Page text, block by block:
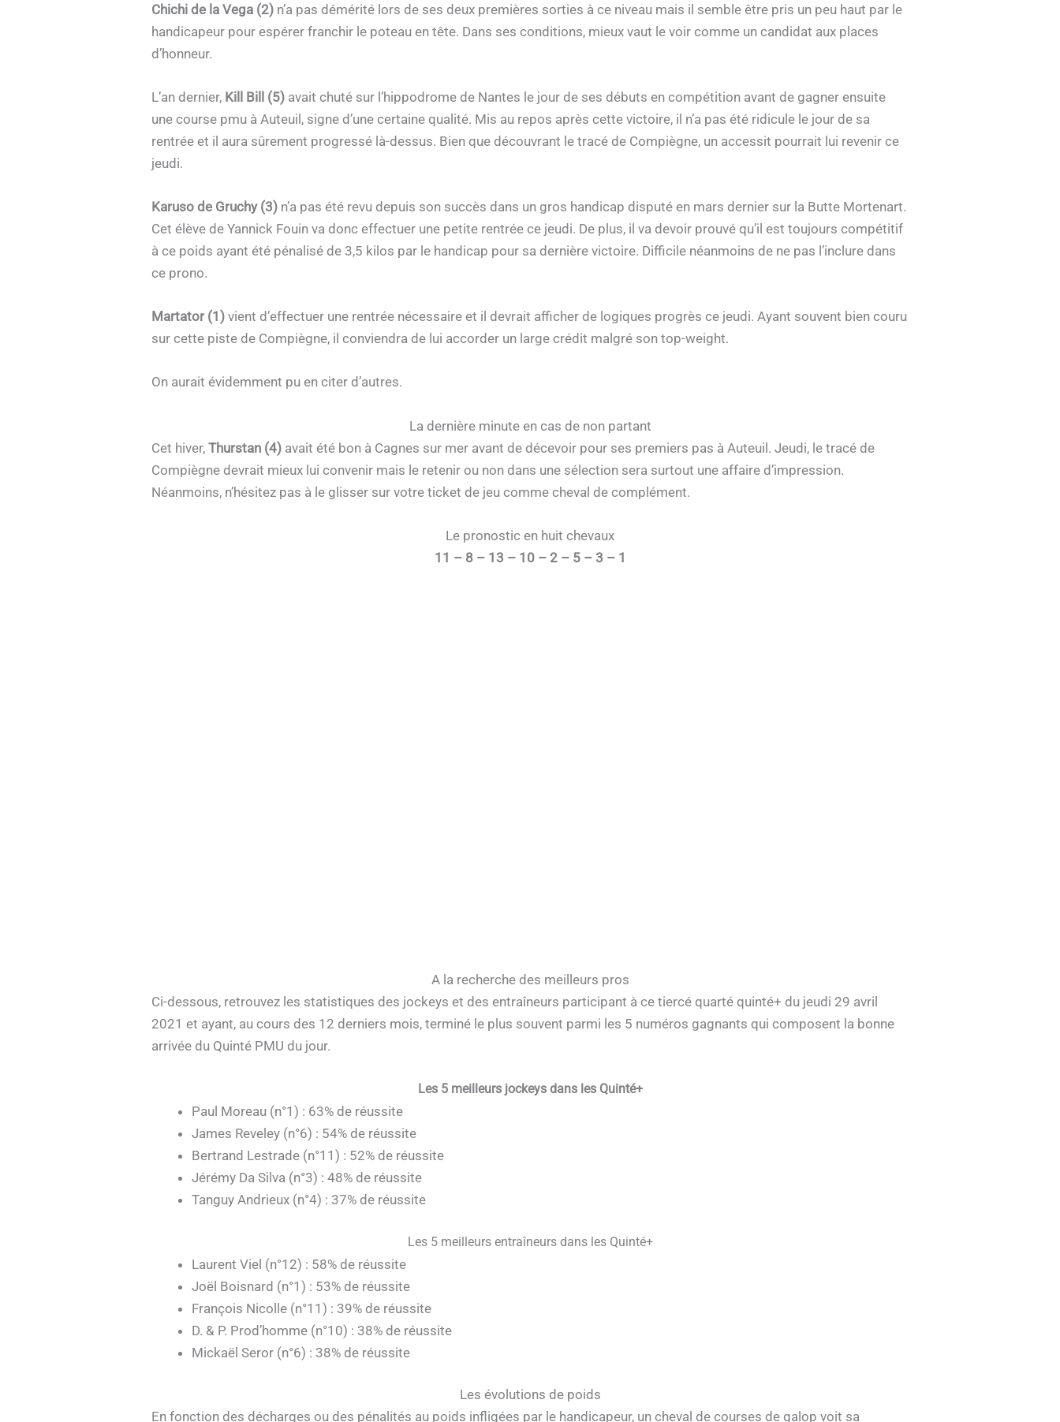
Chichi de la Vega (2) n’a pas démérité lors de ses deux premières sorties à ce niveau mais il semble être pris un peu haut par le
handicapeur pour espérer franchir le poteau en tête. Dans ses conditions, mieux vaut le voir comme un candidat aux places
d’honneur.
L’an dernier, Kill Bill (5) avait chuté sur l’hippodrome de Nantes le jour de ses débuts en compétition avant de gagner ensuite
une course pmu à Auteuil, signe d’une certaine qualité. Mis au repos après cette victoire, il n’a pas été ridicule le jour de sa
rentrée et il aura sûrement progressé là-dessus. Bien que découvrant le tracé de Compiègne, un accessit pourrait lui revenir ce
jeudi.
Karuso de Gruchy (3) n’a pas été revu depuis son succès dans un gros handicap disputé en mars dernier sur la Butte Mortenart.
Cet élève de Yannick Fouin va donc effectuer une petite rentrée ce jeudi. De plus, il va devoir prouvé qu’il est toujours compétitif
à ce poids ayant été pénalisé de 3,5 kilos par le handicap pour sa dernière victoire. Difficile néanmoins de ne pas l’inclure dans
ce prono.
Martator (1) vient d’effectuer une rentrée nécessaire et il devrait afficher de logiques progrès ce jeudi. Ayant souvent bien couru
sur cette piste de Compiègne, il conviendra de lui accorder un large crédit malgré son top-weight.
On aurait évidemment pu en citer d’autres.
La dernière minute en cas de non partant
Cet hiver, Thurstan (4) avait été bon à Cagnes sur mer avant de décevoir pour ses premiers pas à Auteuil. Jeudi, le tracé de
Compiègne devrait mieux lui convenir mais le retenir ou non dans une sélection sera surtout une affaire d’impression.
Néanmoins, n’hésitez pas à le glisser sur votre ticket de jeu comme cheval de complément.
Le pronostic en huit chevaux
11 – 8 – 13 – 10 – 2 – 5 – 3 – 1
A la recherche des meilleurs pros
Ci-dessous, retrouvez les statistiques des jockeys et des entraîneurs participant à ce tiercé quarté quinté+ du jeudi 29 avril
2021 et ayant, au cours des 12 derniers mois, terminé le plus souvent parmi les 5 numéros gagnants qui composent la bonne
arrivée du Quinté PMU du jour.
Les 5 meilleurs jockeys dans les Quinté+
Paul Moreau (n°1) : 63% de réussite
James Reveley (n°6) : 54% de réussite
Bertrand Lestrade (n°11) : 52% de réussite
Jérémy Da Silva (n°3) : 48% de réussite
Tanguy Andrieux (n°4) : 37% de réussite
Les 5 meilleurs entraîneurs dans les Quinté+
Laurent Viel (n°12) : 58% de réussite
Joël Boisnard (n°1) : 53% de réussite
François Nicolle (n°11) : 39% de réussite
D. & P. Prod’homme (n°10) : 38% de réussite
Mickaël Seror (n°6) : 38% de réussite
Les évolutions de poids
En fonction des décharges ou des pénalités au poids infligées par le handicapeur, un cheval de courses de galop voit sa